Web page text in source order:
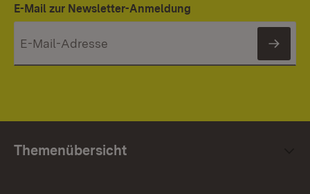
E-Mail zur Newsletter-Anmeldung
Themenübersicht